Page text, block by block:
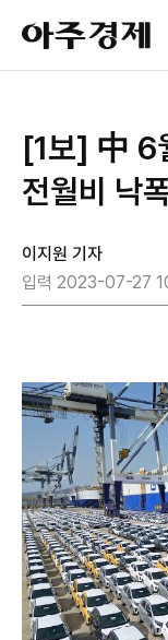
아
주
경
[1보] 中
전월비 낙
이지원 기자
입력 2023-07-27